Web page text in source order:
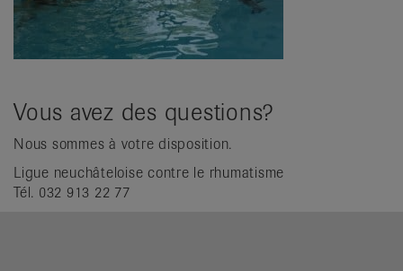
Vous avez des questions?
Nous sommes à votre disposition.
Ligue neuchâteloise contre le rhumatisme
Tél. 032 913 22 77